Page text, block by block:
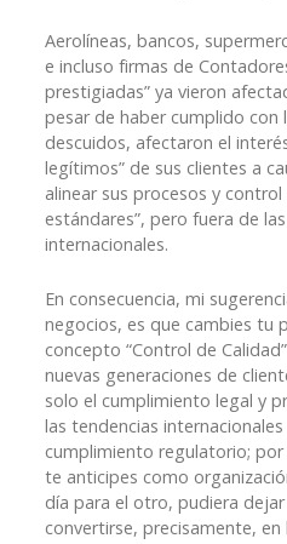
Aerolíneas, bancos,
e incluso firmas de
prestigiadas” ya vieron
pesar de haber cumplido con
descuidos, afectaron el
legítimos” de sus clientes a
alinear sus procesos y
estándares”, pero fuera de
internacionales.
En consecuencia, mi
negocios, es que cambies tu
concepto “Control de
nuevas generaciones de
solo el cumplimiento legal y
las tendencias
cumplimiento regulatorio;
te anticipes como
día para el otro, pudiera
convertirse, precisamente,